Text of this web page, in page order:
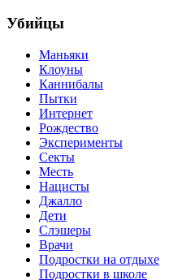
Убийцы
Маньяки
Клоуны
Каннибалы
Пытки
Интернет
Рождество
Эксперименты
Секты
Месть
Нацисты
Джалло
Дети
Слэшеры
Врачи
Подростки на отдыхе
Подростки в школе